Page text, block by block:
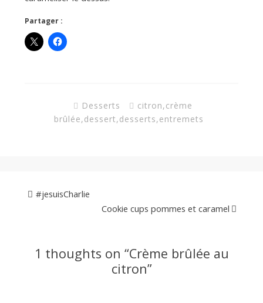
Partager :
Desserts citron,crème
brûlée,dessert,desserts,entremets
#jesuisCharlie
Cookie cups pommes et caramel
1 thoughts on “Crème brûlée au
citron”